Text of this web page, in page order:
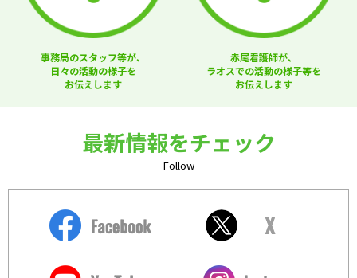
事務局のスタッフ等が、
日々の活動の様子を
お伝えします
赤尾看護師が、
ラオスでの活動の様子等を
お伝えします
最新情報をチェック
Follow